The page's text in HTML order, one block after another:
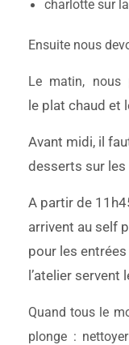
charlotte sur
Ensuite nous
Le matin, nous
le plat chaud et l
Avant midi, il
desserts sur
A partir de
arrivent au self
pour les
l’atelier servent
Quand tous le
plonge :